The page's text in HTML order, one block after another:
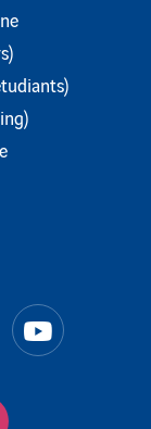
YouTube